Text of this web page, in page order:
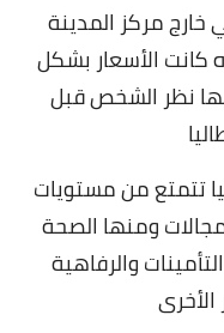
مركز المدينة
كانت الأسعار بشكل
نظر الشخص قبل
تتمتع من مستويات
ومنها الصحة
والرفاهية